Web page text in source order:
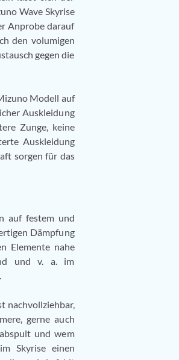
Wave Skyrise
Anprobe darauf
den volumigen
gegen die
Modell auf
Auskleidung
Zunge, keine
Auskleidung
sorgen für das
auf festem und
Dämpfung
Elemente nahe
und v. a. im
nachvollziehbar,
gerne auch
und wem
Skyrise einen